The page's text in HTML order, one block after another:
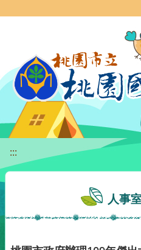
:::
人事